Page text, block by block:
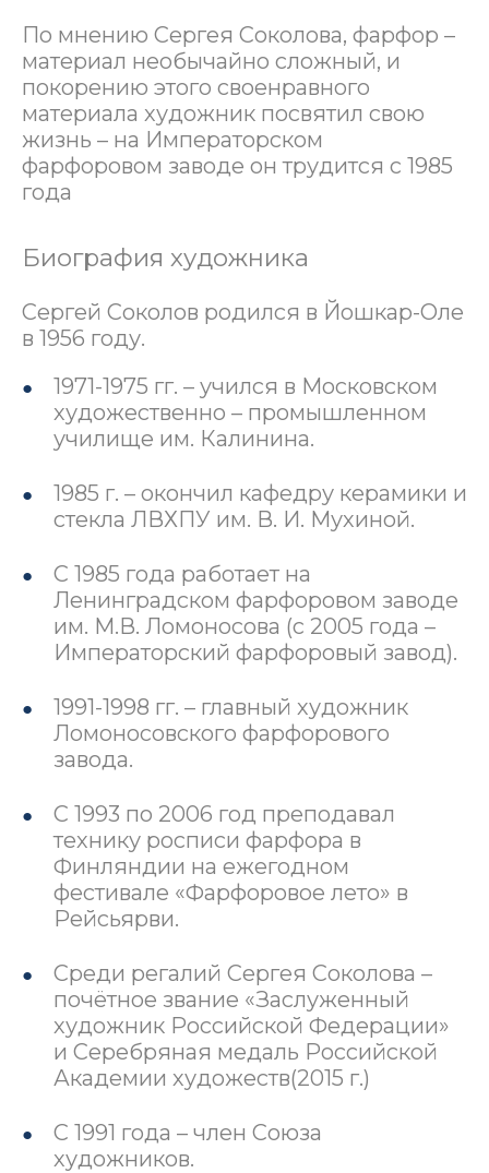
По мнению Сергея Соколова, фарфор –
материал необычайно сложный, и
покорению этого своенравного
материала художник посвятил свою
жизнь – на Императорском
фарфоровом заводе он трудится с 1985
года
Биография художника
Сергей Соколов родился в Йошкар-Оле
в 1956 году.
1971-1975 гг. – учился в Московском
художественно – промышленном
училище им. Калинина.
1985 г. – окончил кафедру керамики и
стекла ЛВХПУ им. В. И. Мухиной.
С 1985 года работает на
Ленинградском фарфоровом заводе
им. М.В. Ломоносова (с 2005 года –
Императорский фарфоровый завод).
1991-1998 гг. – главный художник
Ломоносовского фарфорового
завода.
С 1993 по 2006 год преподавал
технику росписи фарфора в
Финляндии на ежегодном
фестивале «Фарфоровое лето» в
Рейсьярви.
Среди регалий Сергея Соколова –
почётное звание «Заслуженный
художник Российской Федерации»
и Серебряная медаль Российской
Академии художеств(2015 г.)
С 1991 года – член Союза
художников.